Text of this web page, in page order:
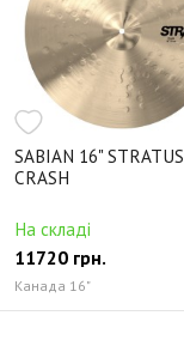
SABIAN 16" STRATUS
CRASH
На складі
11720 грн.
Канада 16"